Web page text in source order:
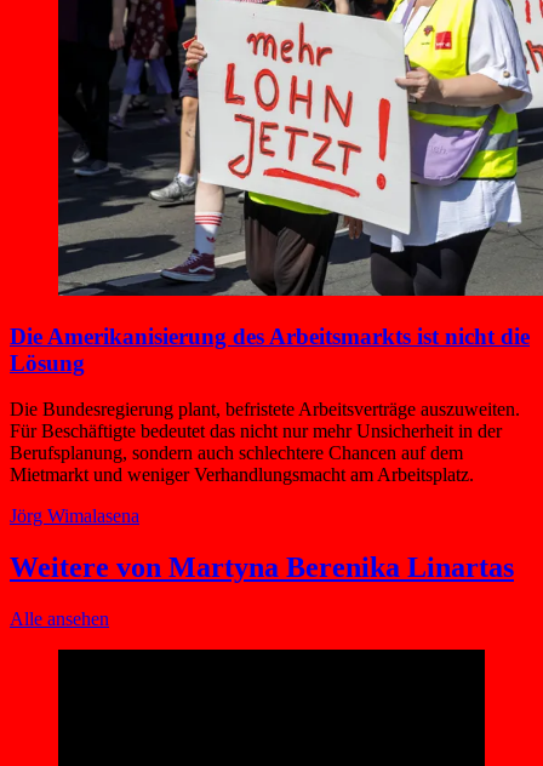
Die Amerikanisierung des Arbeitsmarkts ist nicht die
Lösung
Die Bundesregierung plant, befristete Arbeitsverträge auszuweiten.
Für Beschäftigte bedeutet das nicht nur mehr Unsicherheit in der
Berufsplanung, sondern auch schlechtere Chancen auf dem
Mietmarkt und weniger Verhandlungsmacht am Arbeitsplatz.
Jörg Wimalasena
Weitere von Martyna Berenika Linartas
Alle ansehen